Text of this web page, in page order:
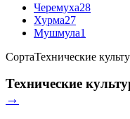
Черемуха28
Хурма27
Мушмула1
СортаТехнические
Технические
→